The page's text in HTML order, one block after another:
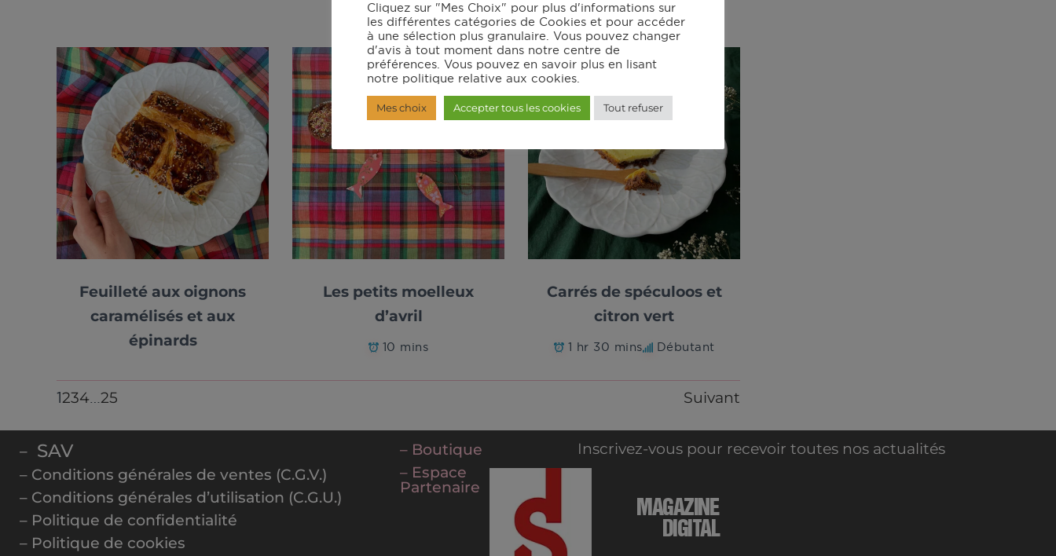
20 mins
Feuilleté aux oignons
caramélisés et aux
épinards
Les petits moelleux
d’avril
10 mins
Carrés de spéculoos et
citron vert
1 hr 30 mins Débutant
1234 25 Suivant
– SAV
– Conditions générales de ventes (C.G.V.)
– Conditions générales d’utilisation (C.G.U.)
– Politique de confidentialité
– Politique de cookies
– Boutique
– Espace
Partenaire
Inscrivez-vous pour recevoir toutes nos actualités
MAGAZINE
DIGITAL
Cliquez sur "Mes Choix" pour plus d'informations sur
les différentes catégories de Cookies et pour accéder
à une sélection plus granulaire. Vous pouvez changer
d'avis à tout moment dans notre centre de
préférences. Vous pouvez en savoir plus en lisant
notre politique relative aux cookies.
Mes choix Accepter tous les cookies Tout refuser